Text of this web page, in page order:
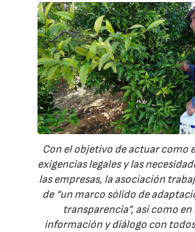
Con el objetivo de actuar como
exigencias legales y las
las empresas, la asociación
de “un marco sólido de
transparencia”, así como en
información y diálogo con